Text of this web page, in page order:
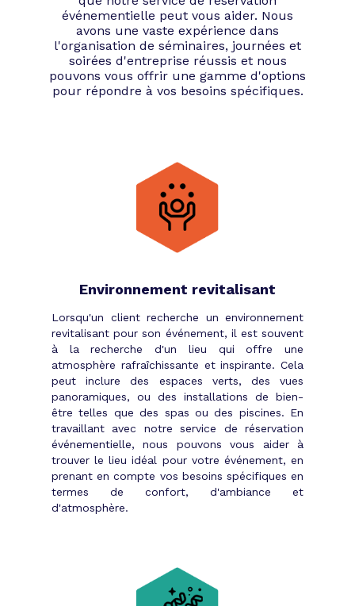
événementielle peut vous aider. Nous
avons une vaste expérience dans
l'organisation de séminaires, journées et
soirées d'entreprise réussis et nous
pouvons vous offrir une gamme d'options
pour répondre à vos besoins spécifiques.
Environnement revitalisant
Lorsqu'un client recherche un environnement
revitalisant pour son événement, il est souvent
à la recherche d'un lieu qui offre une
atmosphère rafraîchissante et inspirante. Cela
peut inclure des espaces verts, des vues
panoramiques, ou des installations de bien-
être telles que des spas ou des piscines. En
travaillant avec notre service de réservation
événementielle, nous pouvons vous aider à
trouver le lieu idéal pour votre événement, en
prenant en compte vos besoins spécifiques en
termes de confort, d'ambiance et
d'atmosphère.